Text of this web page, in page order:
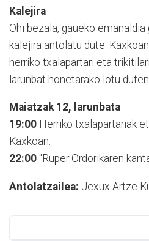
Kalejira
Ohi bezala, gaueko
kalejira antolatu dute.
herriko txalapartari eta
larunbat honetarako lotu
Maiatzak 12, larunbata
19:00 Herriko txalapartariak
Kaxkoan.
22:00 "Ruper Ordorikaren
Antolatzailea: Jexux Artze